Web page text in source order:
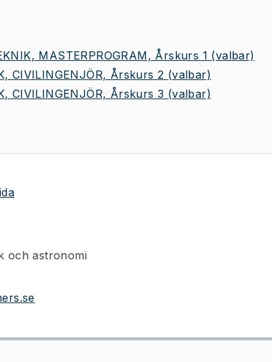
MASTERPROGRAM, Årskurs 1 (valbar)
CIVILINGENJÖR, Årskurs 2 (valbar)
CIVILINGENJÖR, Årskurs 3 (valbar)
och astronomi